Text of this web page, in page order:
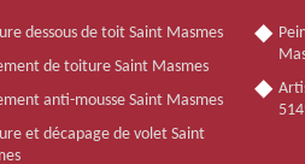
dessous de toit Saint Masmes
de toiture Saint Masmes
anti-mousse Saint Masmes
et décapage de volet Saint